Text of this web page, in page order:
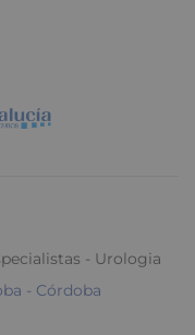
- Urologia
- Córdoba